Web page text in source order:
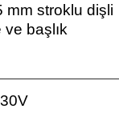
mm stroklu dişli
başlık